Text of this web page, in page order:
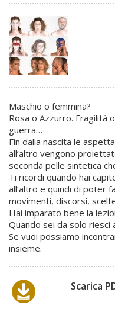
Maschio o femmina?
Rosa o Azzurro. Fragilità
guerra…
Fin dalla nascita le
all’altro vengono
seconda pelle sintetica
Ti ricordi quando hai
all’altro e quindi di poter
movimenti, discorsi,
Hai imparato bene la
Quando sei da solo riesci
Se vuoi possiamo
insieme.
Scarica